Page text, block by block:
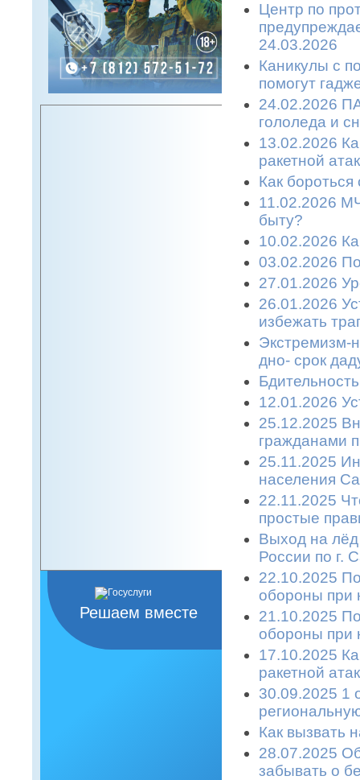
Решаем вместе
Центр по
24.03.2026
Каникулы с
помогут
24.02.2026
гололеда и
13.02.2026
ракетной
Как
11.02.2026
быту?
10.02.2026
03.02.2026
27.01.2026
26.01.2026
избежать
Экстремизм-
дно- срок
12.01.2026
25.12.2025
гражданами
25.11.2025
населения
22.11.2025
простые
Выход на
России по г.
22.10.2025
обороны при
21.10.2025
обороны при
17.10.2025
ракетной
30.09.2025 1
Как вызвать
28.07.2025
забывать о